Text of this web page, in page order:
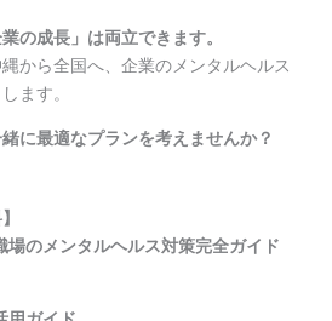
の成長」は両立できます。
から全国へ、企業のメンタルヘルス
ます。
に最適なプランを考えませんか？
場のメンタルヘルス対策完全ガイド